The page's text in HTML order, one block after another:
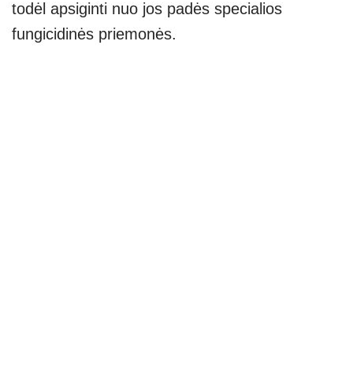
todėl apsiginti nuo jos padės specialios
fungicidinės priemonės.